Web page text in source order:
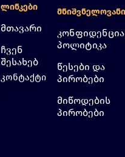
Ლინკები
მთავარი
ჩვენ
შესახებ
კონტაქტი
Მნიშვნელოვანი
პოლიტიკა
წესები და
პირობები
მიწოდების
პირობები